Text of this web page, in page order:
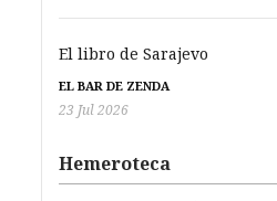
El libro de Sarajevo
EL BAR DE ZENDA
23 Jul 2026
Hemeroteca